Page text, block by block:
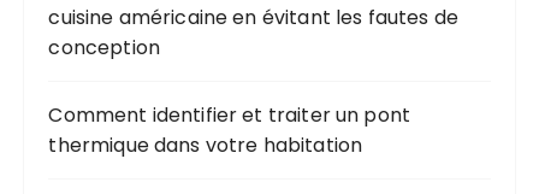
cuisine américaine en évitant les fautes de
conception
Comment identifier et traiter un pont
thermique dans votre habitation